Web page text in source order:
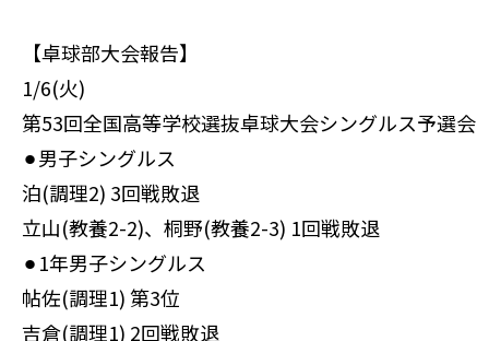
【卓球部大会報告】
1/6(火)
第53回全国高等学校選抜卓球大会シングルス予選会
⚫︎男子シングルス
泊(調理2) 3回戦敗退
立山(教養2-2)、桐野(教養2-3) 1回戦敗退
⚫︎1年男子シングルス
帖佐(調理1) 第3位
吉倉(調理1) 2回戦敗退